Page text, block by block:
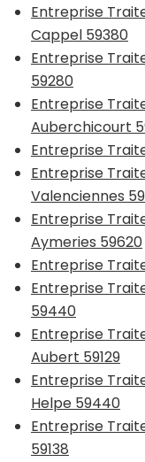
Entreprise
Cappel 59380
Entreprise
59280
Entreprise
Auberchicourt
Entreprise
Entreprise
Valenciennes
Entreprise
Aymeries 59620
Entreprise
Entreprise
59440
Entreprise
Aubert 59129
Entreprise
Helpe 59440
Entreprise
59138